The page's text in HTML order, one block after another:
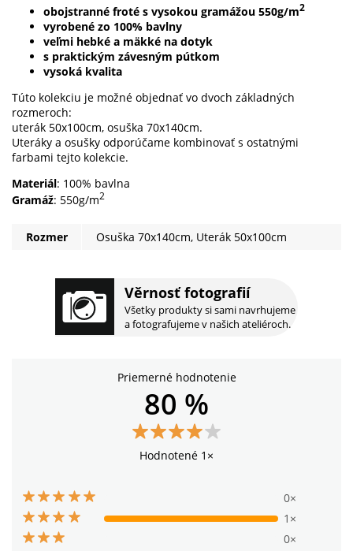
Věrnosť fotografií
Všetky produkty si sami navrhujeme
a fotografujeme v našich ateliéroch.
obojstranné froté s vysokou gramážou 550g/m2
vyrobené zo 100% bavlny
veľmi hebké a mäkké na dotyk
s praktickým závesným pútkom
vysoká kvalita
Túto kolekciu je možné objednať vo dvoch základných
rozmeroch:
uterák 50x100cm, osuška 70x140cm.
Uteráky a osušky odporúčame kombinovať s ostatnými
farbami tejto kolekcie.
Materiál: 100% bavlna
Gramáž: 550g/m2
Rozmer Osuška 70x140cm, Uterák 50x100cm
Priemerné hodnotenie
80 %
Hodnotené 1×
0×
1×
0×